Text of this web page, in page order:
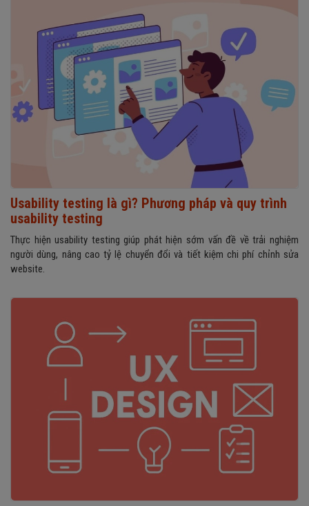
Usability testing là gì? Phương pháp và quy trình
usability testing
Thực hiện usability testing giúp phát hiện sớm vấn đề về trải nghiệm
người dùng, nâng cao tỷ lệ chuyển đổi và tiết kiệm chi phí chỉnh sửa
website.